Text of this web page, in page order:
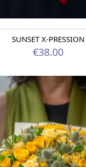
сегодня
SUNSET X-PRESSION
€38.00